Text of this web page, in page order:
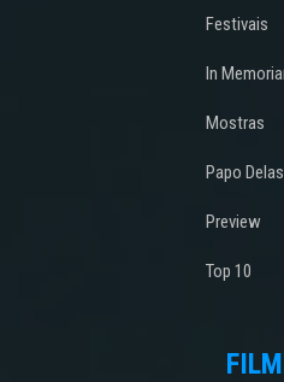
Festivais
In
Mostras
Papo Delas
Preview
Top 10